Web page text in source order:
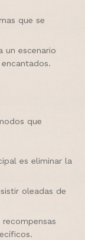
que se
un escenario
que
es eliminar la
oleadas de